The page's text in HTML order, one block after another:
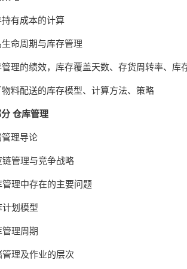
有成本的计算
命周期与库存管理
理的绩效，库存覆盖天数、存货周转率、库
料配送的库存模型、计算方法、策略
仓库管理
理导论
管理与竞争战略
理中存在的主要问题
划模型
理周期
理及作业的层次